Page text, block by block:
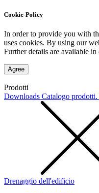
Cookie-Policy
In order to provide you with
uses cookies. By using our
Further details are available in
Agree
Prodotti
Downloads Catalogo
Drenaggio dell'edificio